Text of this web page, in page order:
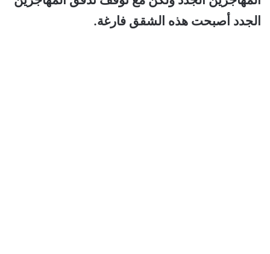
الجدد أصبحت هذه الشقق فارغة.